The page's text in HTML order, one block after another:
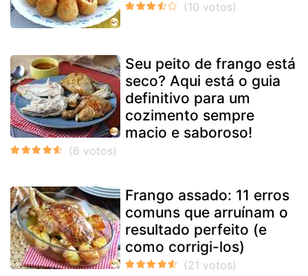
Seu peito de frango está
seco? Aqui está o guia
definitivo para um
cozimento sempre
macio e saboroso!
Frango assado: 11 erros
comuns que arruínam o
resultado perfeito (e
como corrigi-los)